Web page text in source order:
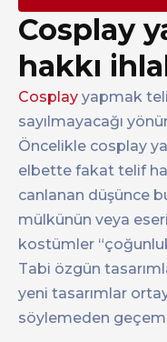
Cosplay
hakkı
Cosplay yapmak
sayılmayacağı
Öncelikle cosplay
elbette fakat telif
canlanan düşünce
mülkünün veya
kostümler
Tabi özgün
yeni tasarımlar
söylemeden